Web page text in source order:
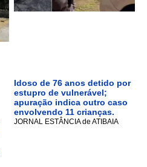
Idoso de 76 anos detido por
estupro de vulnerável;
apuração indica outro caso
envolvendo 11 crianças.
JORNAL ESTÂNCIA de ATIBAIA